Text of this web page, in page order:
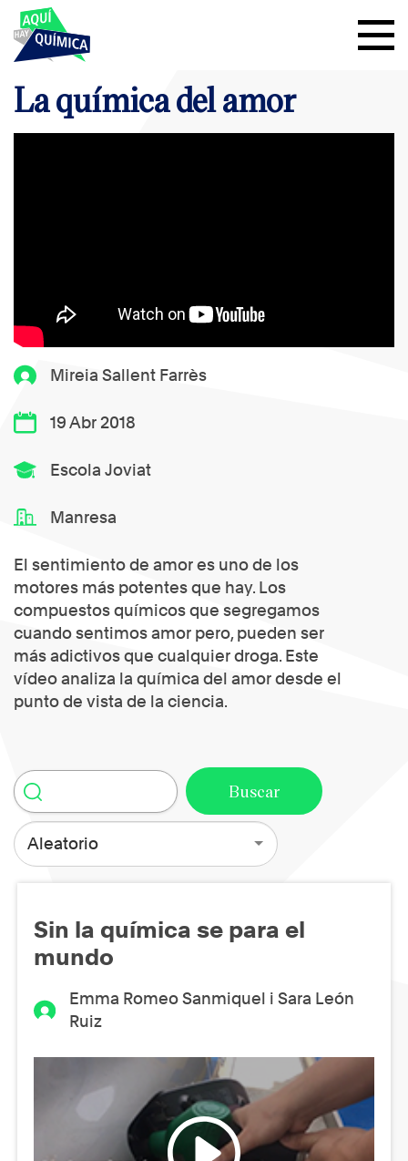
Mireia Sallent Farrès
19 Abr 2018
Escola Joviat
Manresa
El sentimiento de amor es uno de los
motores más potentes que hay. Los
compuestos químicos que segregamos
cuando sentimos amor pero, pueden ser
más adictivos que cualquier droga. Este
vídeo analiza la química del amor desde el
punto de vista de la ciencia.
La química del amor
Aleatorio
Sin la química se para el
mundo
Emma Romeo Sanmiquel i Sara León
Ruiz